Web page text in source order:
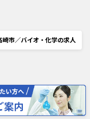
崎市／バイオ・化学の求人